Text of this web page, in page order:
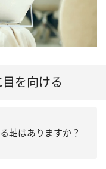
を向ける
軸はありますか？